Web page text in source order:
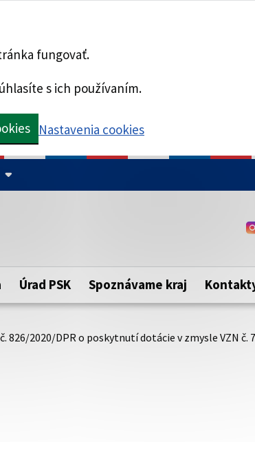
fungovať.
s ich používaním.
Nastavenia cookies
kraja.
Táto stránka je
zabezpečenú webovú
https:// pred názvom
Úrad PSK Spoznávame kraj
826/2020/DPR o poskytnutí dotácie v zmysle VZN č.